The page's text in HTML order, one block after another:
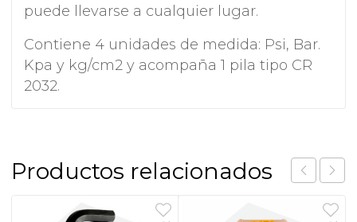
puede llevarse a cualquier lugar.
Contiene 4 unidades de medida: Psi, Bar.
Kpa y kg/cm2 y acompaña 1 pila tipo CR
2032.
Productos relacionados